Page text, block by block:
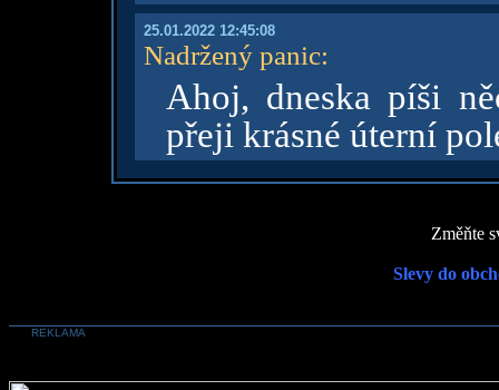
25.01.2022 12:45:08
Nadržený panic:
Ahoj, dneska píši
přeji krásné úterní
Změňte
Slevy do
REKLAMA